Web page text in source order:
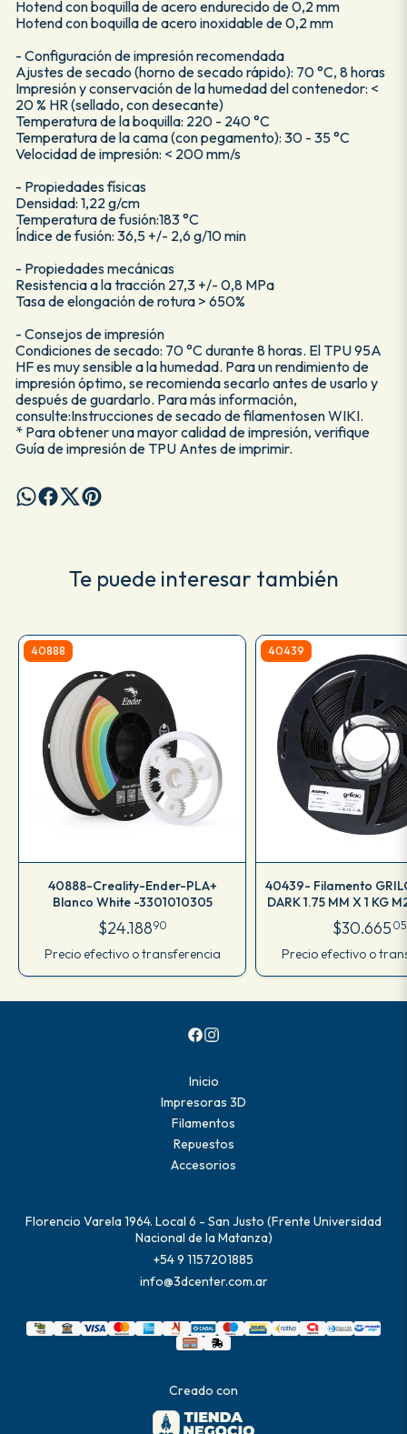
Hotend con boquilla de acero endurecido de 0,2 mm
Hotend con boquilla de acero inoxidable de 0,2 mm
- Configuración de impresión recomendada
Ajustes de secado (horno de secado rápido): 70 °C, 8 horas
Impresión y conservación de la humedad del contenedor: <
20 % HR (sellado, con desecante)
Temperatura de la boquilla: 220 - 240 °C
Temperatura de la cama (con pegamento): 30 - 35 °C
Velocidad de impresión: < 200 mm/s
- Propiedades físicas
Densidad: 1,22 g/cm
Temperatura de fusión:183 °C
Índice de fusión: 36,5 +/- 2,6 g/10 min
- Propiedades mecánicas
Resistencia a la tracción 27,3 +/- 0,8 MPa
Tasa de elongación de rotura > 650%
- Consejos de impresión
Condiciones de secado: 70 °C durante 8 horas. El TPU 95A
HF es muy sensible a la humedad. Para un rendimiento de
impresión óptimo, se recomienda secarlo antes de usarlo y
después de guardarlo. Para más información,
consulte:Instrucciones de secado de filamentosen WIKI.
* Para obtener una mayor calidad de impresión, verifique
Guía de impresión de TPU Antes de imprimir.
Te puede interesar también
40888
40888-Creality-Ender-PLA+
Blanco White -3301010305
$24.18890
Precio efectivo o transferencia
40439
40439- Filamento
DARK 1.75 MM X 1 KG
$30.665 05
Precio efectivo o
Inicio
Impresoras 3D
Filamentos
Repuestos
Accesorios
Florencio Varela 1964. Local 6 - San Justo (Frente Universidad
Nacional de la Matanza)
+54 9 1157201885
info@3dcenter.com.ar
Creado con